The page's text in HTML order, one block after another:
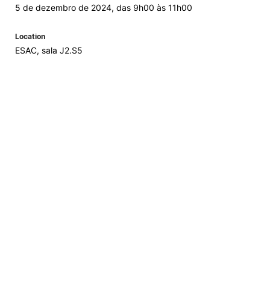
5 de dezembro de 2024, das 9h00 às 11h00
Location
ESAC, sala J2.S5